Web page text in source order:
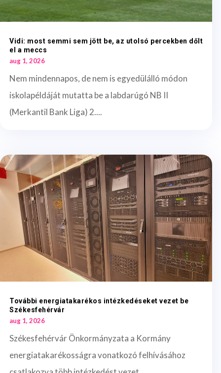
Vidi: most semmi sem jött be, az utolsó percekben dőlt
el a meccs
aug 1, 2026
Nem mindennapos, de nem is egyedülálló módon
iskolapéldáját mutatta be a labdarúgó NB II
(Merkantil Bank Liga) 2....
További energiatakarékos intézkedéseket vezet be
Székesfehérvár
aug 1, 2026
Székesfehérvár Önkormányzata a Kormány
energiatakarékosságra vonatkozó felhívásához